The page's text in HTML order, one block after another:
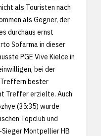
als Touristen nach
als Gegner, der
durchaus ernst
Sofarma in dieser
PGE Vive Kielce in
bei der
Treffern bester
Treffer erzielte. Auch
(35:35) wurde
Topclub und
Montpellier HB